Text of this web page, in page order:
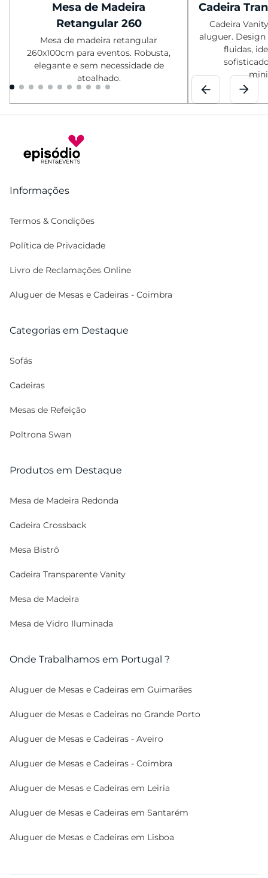
Mesa de Madeira
Retangular 260
Mesa de madeira retangular
260x100cm para eventos. Robusta,
elegante e sem necessidade de
atoalhado.
Cadeira
Cadeira
aluguer.
fluidas,
Informações
Termos & Condições
Política de Privacidade
Livro de Reclamações Online
Aluguer de Mesas e Cadeiras - Coimbra
Categorias em Destaque
Sofás
Cadeiras
Mesas de Refeição
Poltrona Swan
Produtos em Destaque
Mesa de Madeira Redonda
Cadeira Crossback
Mesa Bistrô
Cadeira Transparente Vanity
Mesa de Madeira
Mesa de Vidro Iluminada
Onde Trabalhamos em Portugal ?
Aluguer de Mesas e Cadeiras em Guimarães
Aluguer de Mesas e Cadeiras no Grande Porto
Aluguer de Mesas e Cadeiras - Aveiro
Aluguer de Mesas e Cadeiras - Coimbra
Aluguer de Mesas e Cadeiras em Leiria
Aluguer de Mesas e Cadeiras em Santarém
Aluguer de Mesas e Cadeiras em Lisboa